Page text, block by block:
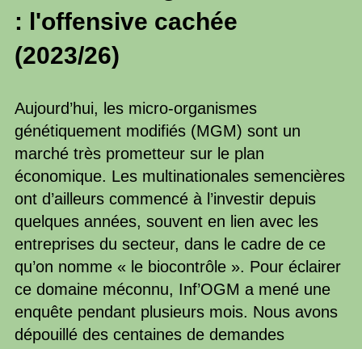
: l'offensive cachée
(2023/26)
Aujourd’hui, les micro-organismes
génétiquement modifiés (MGM) sont un
marché très prometteur sur le plan
économique. Les multinationales semencières
ont d’ailleurs commencé à l’investir depuis
quelques années, souvent en lien avec les
entreprises du secteur, dans le cadre de ce
qu’on nomme « le biocontrôle ». Pour éclairer
ce domaine méconnu, Inf’OGM a mené une
enquête pendant plusieurs mois. Nous avons
dépouillé des centaines de demandes